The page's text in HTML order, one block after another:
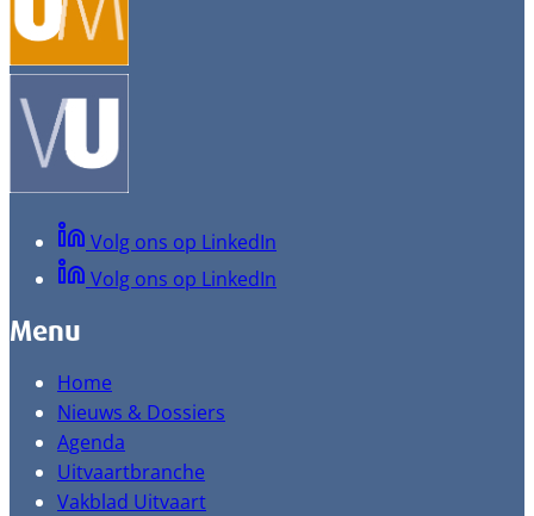
Volg ons op LinkedIn
Volg ons op LinkedIn
Menu
Home
Nieuws & Dossiers
Agenda
Uitvaartbranche
Vakblad Uitvaart